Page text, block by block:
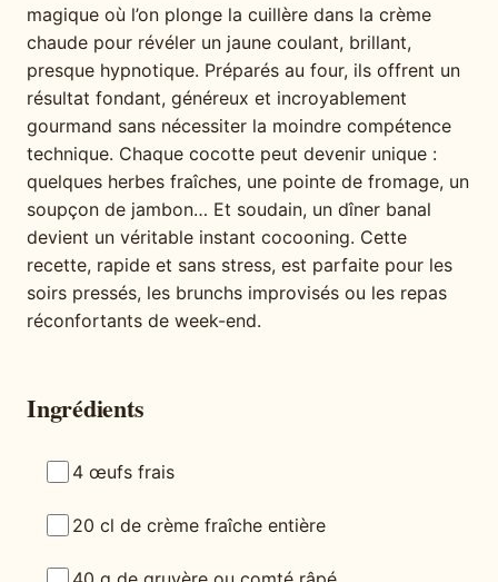
magique où l’on plonge la cuillère dans la crème
chaude pour révéler un jaune coulant, brillant,
presque hypnotique. Préparés au four, ils offrent un
résultat fondant, généreux et incroyablement
gourmand sans nécessiter la moindre compétence
technique. Chaque cocotte peut devenir unique :
quelques herbes fraîches, une pointe de fromage, un
soupçon de jambon… Et soudain, un dîner banal
devient un véritable instant cocooning. Cette
recette, rapide et sans stress, est parfaite pour les
soirs pressés, les brunchs improvisés ou les repas
réconfortants de week-end.
Ingrédients
4 œufs frais
20 cl de crème fraîche entière